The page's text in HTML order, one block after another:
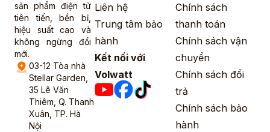
sản phẩm điện tử
tiên tiến, bền bỉ,
hiệu suất cao và
không ngừng đổi
mới.
03-12 Tòa nhà
Stellar Garden,
35 Lê Văn
Thiêm, Q. Thanh
Xuân, TP. Hà
Nội
Liên hệ
Trung tâm bảo
hành
Kết nối với
Volwatt
Chính sách
thanh toán
Chính sách vận
chuyển
Chính sách đổi
trả
Chính sách bảo
hành